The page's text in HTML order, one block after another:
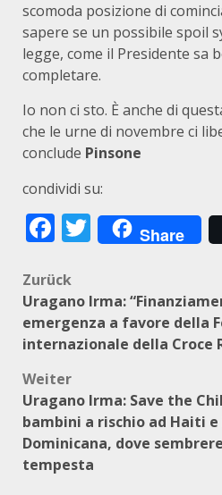
scomoda posizione di
sapere se un possibile spoil
legge, come il Presidente sa
completare.
Io non ci sto. È anche di
che le urne di novembre ci
conclude Pinsone
condividi su:
Facebook
Twitter
Share
Zurück
Uragano Irma:
emergenza a favore della
internazionale della Croce
Weiter
Uragano Irma: Save the
bambini a rischio ad Haiti e
Dominicana, dove
tempesta